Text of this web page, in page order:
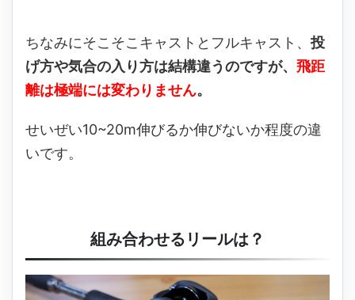
ちなみにそこそこキャストとフルキャスト、投
げ方や気合の入り方は結構違うのですが、 飛距
離は極端には変わりません。
せいぜい10~20m伸びるか伸びないか程度の違
いです。
組み合わせるリールは？